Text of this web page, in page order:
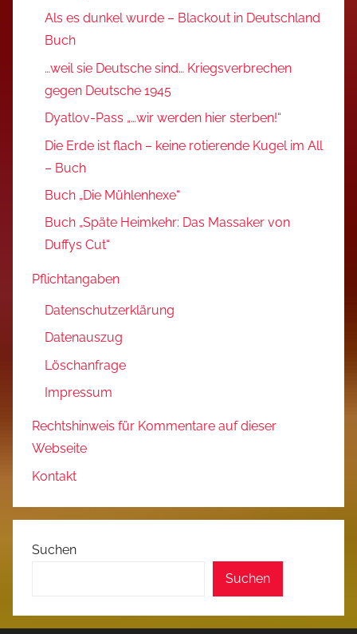
Als es dunkel wurde – Blackout in Deutschland
Buch
…weil sie Deutsche sind… Kriegsverbrechen
gegen Deutsche 1945
Dyatlov-Pass „…wir werden hier sterben!“
Die Erde ist flach – keine rotierende Kugel im All
– Buch
Buch „Die Mühlenhexe“
Buch „Späte Heimkehr: Das Massaker von
Duffys Cut“
Pflichtangaben
Datenschutzerklärung
Datenauszug
Löschanfrage
Impressum
Rechtshinweis für Kommentare auf dieser
Webseite
Kontakt
Suchen
Suchen